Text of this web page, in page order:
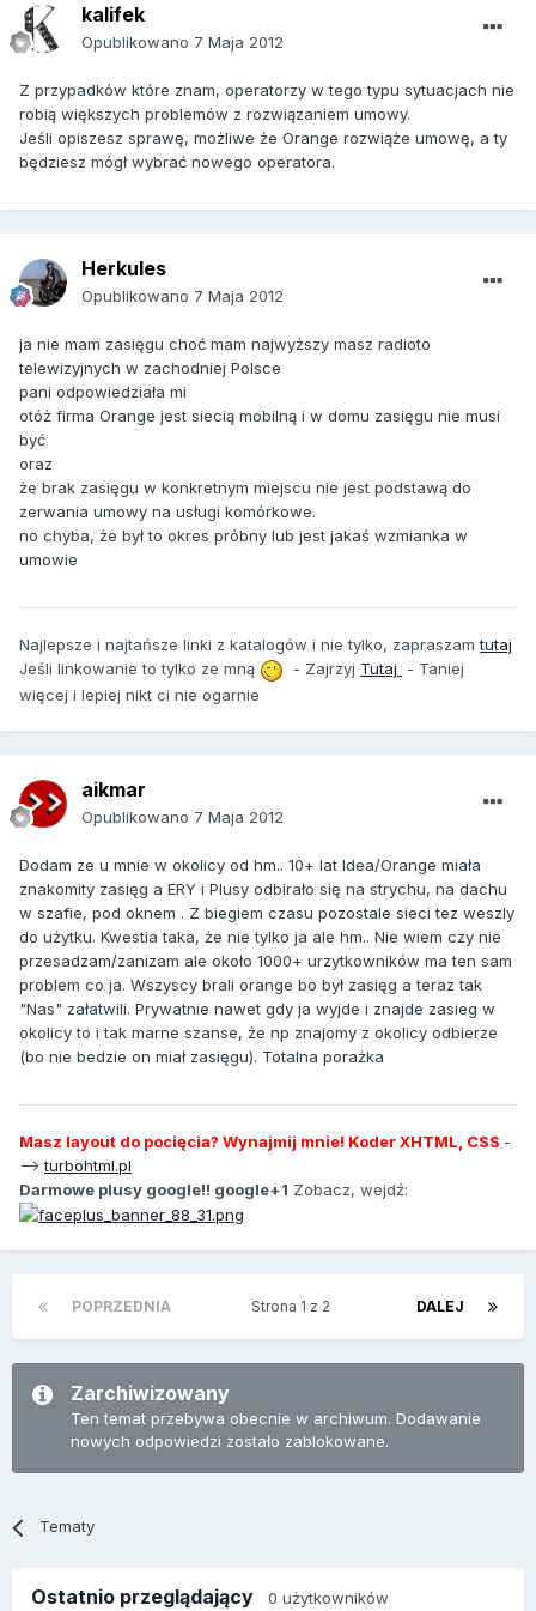
kalifek
Opublikowano 7 Maja 2012
Z przypadków które znam, operatorzy w tego typu sytuacjach nie
robią większych problemów z rozwiązaniem umowy.
Jeśli opiszesz sprawę, możliwe że Orange rozwiąże umowę, a ty
będziesz mógł wybrać nowego operatora.
Herkules
Opublikowano 7 Maja 2012
ja nie mam zasięgu choć mam najwyższy masz radioto
telewizyjnych w zachodniej Polsce
pani odpowiedziała mi
otóż firma Orange jest siecią mobilną i w domu zasięgu nie musi
być
oraz
że brak zasięgu w konkretnym miejscu nie jest podstawą do
zerwania umowy na usługi komórkowe.
no chyba, że był to okres próbny lub jest jakaś wzmianka w
umowie
Najlepsze i najtańsze linki z katalogów i nie tylko, zapraszamtutaj
Jeśli linkowanie to tylko ze mną
- Zajrzyj Tutaj
- Taniej
więcej i lepiej nikt ci nie ogarnie
aikmar
Opublikowano 7 Maja 2012
Dodam ze u mnie w okolicy od hm.. 10+ lat Idea/Orange miała
znakomity zasięg a ERY i Plusy odbirało się na strychu, na dachu
w szafie, pod oknem . Z biegiem czasu pozostale sieci tez weszly
do użytku. Kwestia taka, że nie tylko ja ale hm.. Nie wiem czy nie
przesadzam/zanizam ale około 1000+ urzytkowników ma ten sam
problem co ja. Wszyscy brali orange bo był zasięg a teraz tak
"Nas" załatwili. Prywatnie nawet gdy ja wyjde i znajde zasieg w
okolicy to i tak marne szanse, że np znajomy z okolicy odbierze
(bo nie bedzie on miał zasięgu). Totalna porażka
Masz layout do pocięcia? Wynajmij mnie! Koder XHTML, CSS -
-->turbohtml.pl
Darmowe plusy google!! google+1 Zobacz, wejdź:
POPRZEDNIA DALEJ
Strona 1 z 2
Zarchiwizowany
Ten temat przebywa obecnie w archiwum. Dodawanie
nowych odpowiedzi zostało zablokowane.
Tematy
Ostatnio przeglądający 0 użytkowników